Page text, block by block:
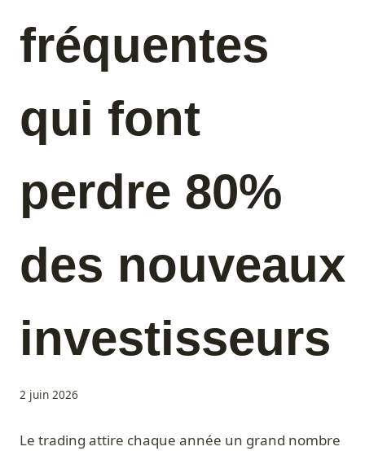
fréquentes
qui font
perdre 80%
des nouveaux
investisseurs
2 juin 2026
Le trading attire chaque année un grand nombre